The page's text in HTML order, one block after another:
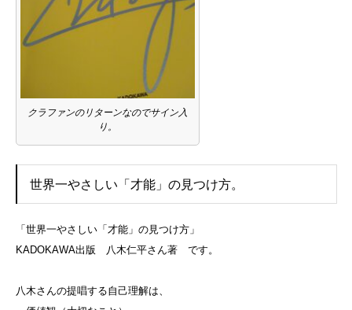
クラファンのリターンなのでサイン入
り。
世界一やさしい「才能」の見つけ方。
「世界一やさしい「才能」の見つけ方」
KADOKAWA出版 八木仁平さん著 です。
八木さんの提唱する自己理解は、